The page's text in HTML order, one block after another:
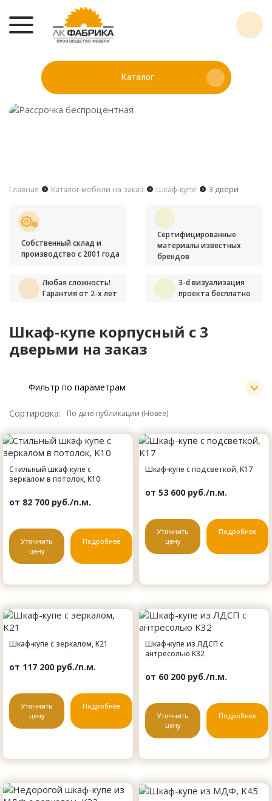
Каталог
Главная Каталог мебели на заказ Шкаф-купе 3 двери
Собственный склад и
производство с 2001 года
Сертифицированные
материалы известных
брендов
Любая сложность!
Гарантия от 2-х лет
3-d визуализация
проекта бесплатно
Шкаф-купе корпусный с 3
дверьми на заказ
Фильтр по параметрам
Сортировка:
Стильный шкаф купе с
зеркалом в потолок, K10
от 82 700 руб./п.м.
Уточнить
цену
Подробнее
Шкаф-купе с подсветкой, K17
от 53 600 руб./п.м.
Уточнить
цену
Подробнее
Шкаф-купе с зеркалом, K21
от 117 200 руб./п.м.
Уточнить
цену
Подробнее
Шкаф-купе из ЛДСП с
антресолью K32
от 60 200 руб./п.м.
Уточнить
цену
Подробнее